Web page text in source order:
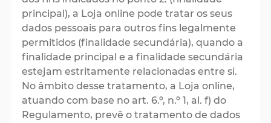
principal), a Loja online pode tratar os seus
dados pessoais para outros fins legalmente
permitidos (finalidade secundária), quando a
finalidade principal e a finalidade secundária
estejam estritamente relacionadas entre si.
No âmbito desse tratamento, a Loja online,
atuando com base no art. 6.º, n.º 1, al. f) do
Regulamento, prevê o tratamento de dados